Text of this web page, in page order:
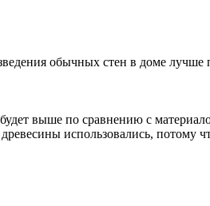
обычных стен в доме
выше по сравнению с
использовались, потому